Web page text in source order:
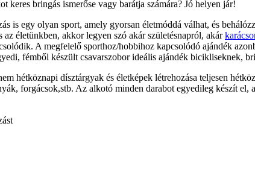
bringás ismerőse vagy barátja számára? Jó helyen jár!
is egy olyan sport, amely gyorsan életmóddá válhat, és
életünkben, akkor legyen szó akár születésnapról, akár
A megfelelő sporthoz/hobbihoz kapcsolódó ajándék
fémből készült csavarszobor ideális ajándék bicikliseknek,
hétköznapi dísztárgyak és életképek létrehozása teljesen
forgácsok,stb. Az alkotó minden darabot egyedileg készít el,